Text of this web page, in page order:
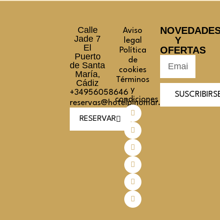
Calle
Jade 7
El
Puerto
de Santa
María,
Cádiz
+34956058646
reservas@hotelpinomar.com
RESERVAR
Aviso
legal
Política
de
cookies
Términos
y
condiciones
Y
OFERTAS